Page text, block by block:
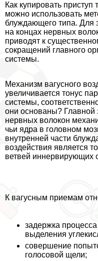
Как купировать
можно использовать
блуждающего типа. Для
на концах нервных
приводят к
сокращений главного
системы.
Механизм вагусного
увеличивается тонус
системы,
они основаны? Главной
нервных волокон
чьи ядра в головном
внутренней части
воздействия является
ветвей иннервирующих
К вагусным приемам
задержка
выделения
совершение
голосовой щели;